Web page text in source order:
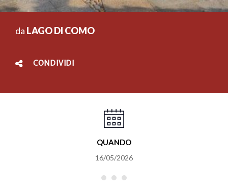
da LAGO DI COMO
CONDIVIDI
QUANDO
16/05/2026